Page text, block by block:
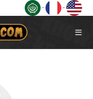
Skip
to
content
-
-